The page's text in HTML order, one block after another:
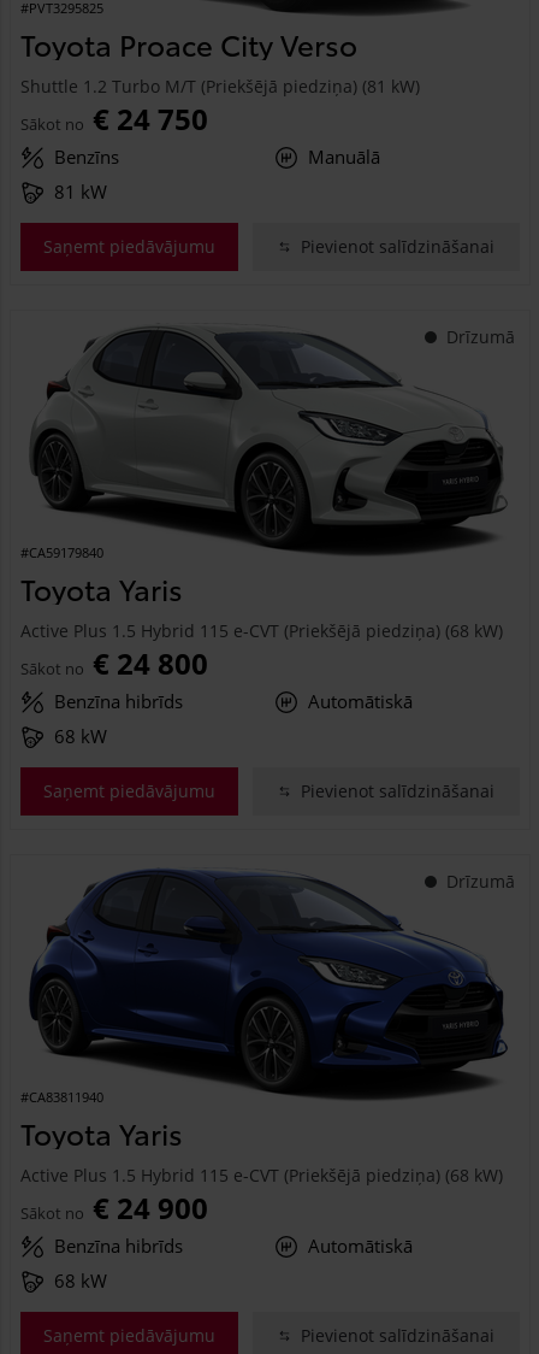
#PVT3295825
Toyota Proace City Verso
Shuttle 1.2 Turbo M/T (Priekšējā piedziņa) (81 kW)
Sākot no € 24 750
Benzīns
Manuālā
81 kW
Saņemt piedāvājumu Pievienot salīdzināšanai
Drīzumā
#CA59179840
Toyota Yaris
Active Plus 1.5 Hybrid 115 e-CVT (Priekšējā piedziņa) (68 kW)
Sākot no € 24 800
Benzīna hibrīds
Automātiskā
68 kW
Saņemt piedāvājumu Pievienot salīdzināšanai
Drīzumā
#CA83811940
Toyota Yaris
Active Plus 1.5 Hybrid 115 e-CVT (Priekšējā piedziņa) (68 kW)
Sākot no € 24 900
Benzīna hibrīds
Automātiskā
68 kW
Saņemt piedāvājumu Pievienot salīdzināšanai